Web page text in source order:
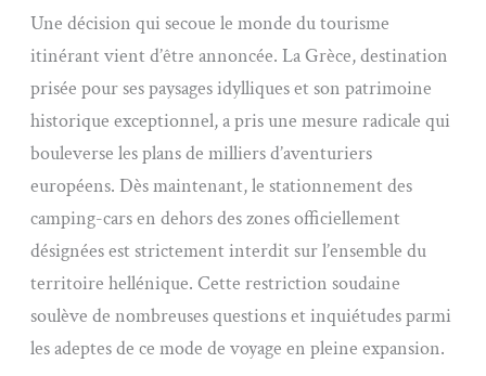
Une décision qui secoue le monde du tourisme
itinérant vient d’être annoncée. La Grèce, destination
prisée pour ses paysages idylliques et son patrimoine
historique exceptionnel, a pris une mesure radicale qui
bouleverse les plans de milliers d’aventuriers
européens. Dès maintenant, le stationnement des
camping-cars en dehors des zones officiellement
désignées est strictement interdit sur l’ensemble du
territoire hellénique. Cette restriction soudaine
soulève de nombreuses questions et inquiétudes parmi
les adeptes de ce mode de voyage en pleine expansion.